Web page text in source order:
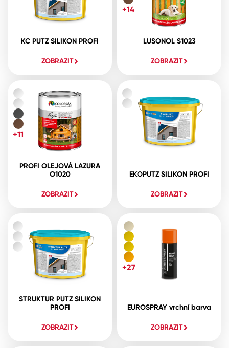
KC PUTZ SILIKON PROFI
ZOBRAZIT
LUSONOL S1023
ZOBRAZIT
+14
PROFI OLEJOVÁ LAZURA
O1020
ZOBRAZIT
+11
EKOPUTZ SILIKON PROFI
ZOBRAZIT
STRUKTUR PUTZ SILIKON
PROFI
ZOBRAZIT
EUROSPRAY vrchní barva
ZOBRAZIT
+27